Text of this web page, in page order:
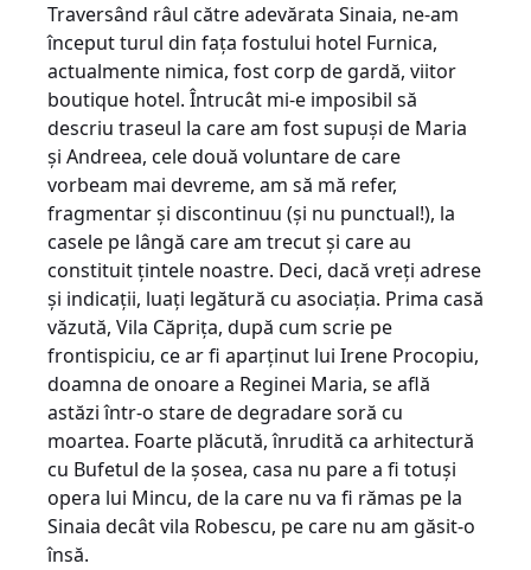
Traversând râul către adevărata Sinaia, ne-am
început turul din faţa fostului hotel Furnica,
actualmente nimica, fost corp de gardă, viitor
boutique hotel. Întrucât mi-e imposibil să
descriu traseul la care am fost supuşi de Maria
şi Andreea, cele două voluntare de care
vorbeam mai devreme, am să mă refer,
fragmentar şi discontinuu (şi nu punctual!), la
casele pe lângă care am trecut şi care au
constituit ţintele noastre. Deci, dacă vreţi adrese
şi indicaţii, luaţi legătură cu asociaţia. Prima casă
văzută, Vila Căpriţa, după cum scrie pe
frontispiciu, ce ar fi aparţinut lui Irene Procopiu,
doamna de onoare a Reginei Maria, se află
astăzi într-o stare de degradare soră cu
moartea. Foarte plăcută, înrudită ca arhitectură
cu Bufetul de la şosea, casa nu pare a fi totuşi
opera lui Mincu, de la care nu va fi rămas pe la
Sinaia decât vila Robescu, pe care nu am găsit-o
însă.